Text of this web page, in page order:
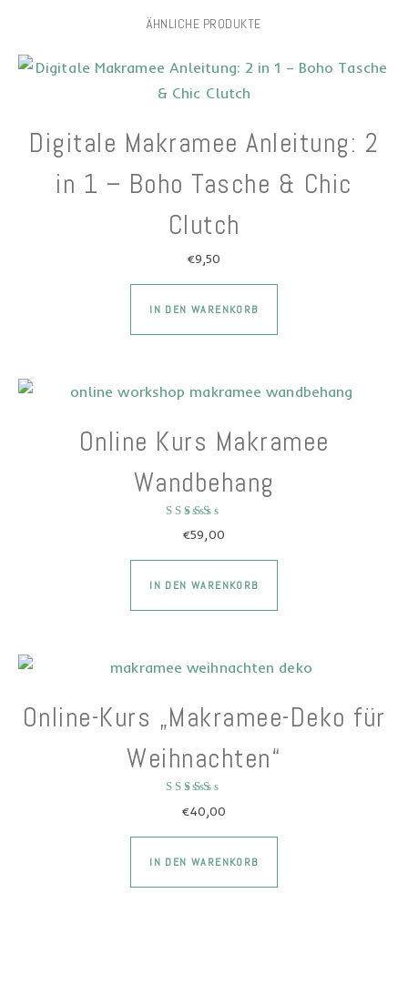
ÄHNLICHE PRODUKTE
Digitale Makramee Anleitung: 2
in 1 – Boho Tasche & Chic
Clutch
€9,50
IN DEN WARENKORB
Online Kurs Makramee
Wandbehang
Bewertet mit
5.00
von 5
€59,00
IN DEN WARENKORB
Online-Kurs „Makramee-Deko für
Weihnachten“
5.00
€40,00
IN DEN WARENKORB